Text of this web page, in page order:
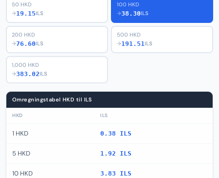
50 HKD
→19.15ILS
100 HKD
→38.30ILS
200 HKD
→76.60ILS
500 HKD
→191.51ILS
1,000 HKD
→383.02ILS
Omregningstabel HKD til ILS
HKD ILS
1 HKD 0.38 ILS
5 HKD 1.92 ILS
10 HKD 3.83 ILS